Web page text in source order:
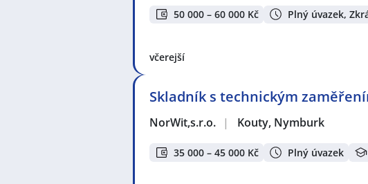
50 000 – 60 000 Kč Plný úvazek,
včerejší
Skladník s technickým
NorWit,s.r.o. | Kouty, Nymburk
35 000 – 45 000 Kč Plný úvazek